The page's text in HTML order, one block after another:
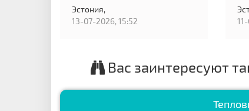
Эстония,
13-07-2026, 15:52
Вас заинтересуют